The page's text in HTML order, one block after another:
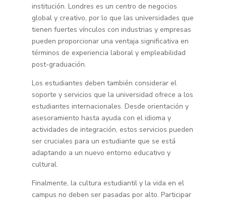
institución. Londres es un centro de negocios
global y creativo, por lo que las universidades que
tienen fuertes vínculos con industrias y empresas
pueden proporcionar una ventaja significativa en
términos de experiencia laboral y empleabilidad
post-graduación.
Los estudiantes deben también considerar el
soporte y servicios que la universidad ofrece a los
estudiantes internacionales. Desde orientación y
asesoramiento hasta ayuda con el idioma y
actividades de integración, estos servicios pueden
ser cruciales para un estudiante que se está
adaptando a un nuevo entorno educativo y
cultural.
Finalmente, la cultura estudiantil y la vida en el
campus no deben ser pasadas por alto. Participar